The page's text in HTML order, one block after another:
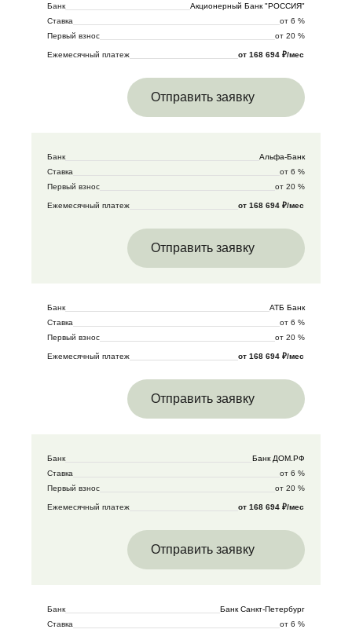
Банк
Акционерный Банк "РОССИЯ"
Ставка
от 6 %
Первый взнос
от 20 %
Ежемесячный платеж от 168 694 ₽/мес
Отправить заявку
Банк
Альфа-Банк
Ставка
от 6 %
Первый взнос
от 20 %
Ежемесячный платеж от 168 694 ₽/мес
Отправить заявку
Банк
АТБ Банк
Ставка
от 6 %
Первый взнос
от 20 %
Ежемесячный платеж от 168 694 ₽/мес
Отправить заявку
Банк
Банк ДОМ.РФ
Ставка
от 6 %
Первый взнос
от 20 %
Ежемесячный платеж от 168 694 ₽/мес
Отправить заявку
Банк
Банк Санкт-Петербург
Ставка
от 6 %